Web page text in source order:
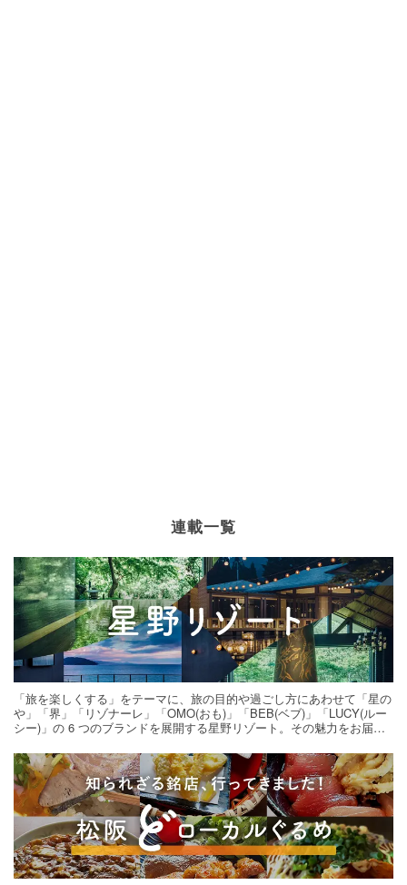
連載一覧
「旅を楽しくする」をテーマに、旅の目的や過ごし方にあわせて「星の
や」「界」「リゾナーレ」「OMO(おも)」「BEB(ベブ)」「LUCY(ルー
シー)」の 6 つのブランドを展開する星野リゾート。その魅力をお届け